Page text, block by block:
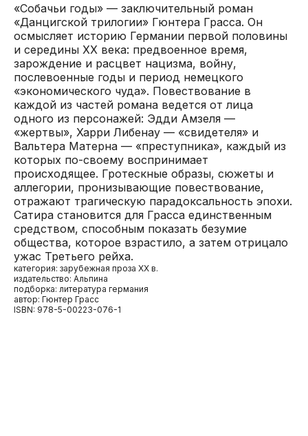
«Собачьи годы» — заключительный роман
«Данцигской трилогии» Гюнтера Грасса. Он
осмысляет историю Германии первой половины
и середины XX века: предвоенное время,
зарождение и расцвет нацизма, войну,
послевоенные годы и период немецкого
«экономического чуда». Повествование в
каждой из частей романа ведется от лица
одного из персонажей: Эдди Амзеля —
«жертвы», Харри Либенау — «свидетеля» и
Вальтера Матерна — «преступника», каждый из
которых по-своему воспринимает
происходящее. Гротескные образы, сюжеты и
аллегории, пронизывающие повествование,
отражают трагическую парадоксальность эпохи.
Cатира становится для Грасса единственным
средством, способным показать безумие
общества, которое взрастило, а затем отрицало
ужас Третьего рейха.
категория: зарубежная проза XX в.
издательство: Альпина
подборка: литература германия
автор: Гюнтер Грасс
ISBN: 978-5-00223-076-1